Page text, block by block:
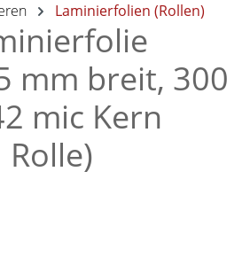
Laminierfolien (Rollen)
mm breit, 300
mic Kern